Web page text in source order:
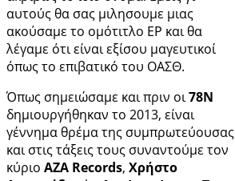
αυτούς θα σας μιλησουμε μιας
ακούσαμε το ομότιτλο ΕΡ και θα
λέγαμε ότι είναι εξίσου μαγευτικοί
όπως το επιβατικό του ΟΑΣΘ.
Όπως σημειώσαμε και πριν οι78Ν
δημιουργήθηκαν το 2013, είναι
γέννημα θρέμα της συμπρωτεύουσας
και στις τάξεις τους συναντούμε τον
κύριο AZA Records, Χρήστο